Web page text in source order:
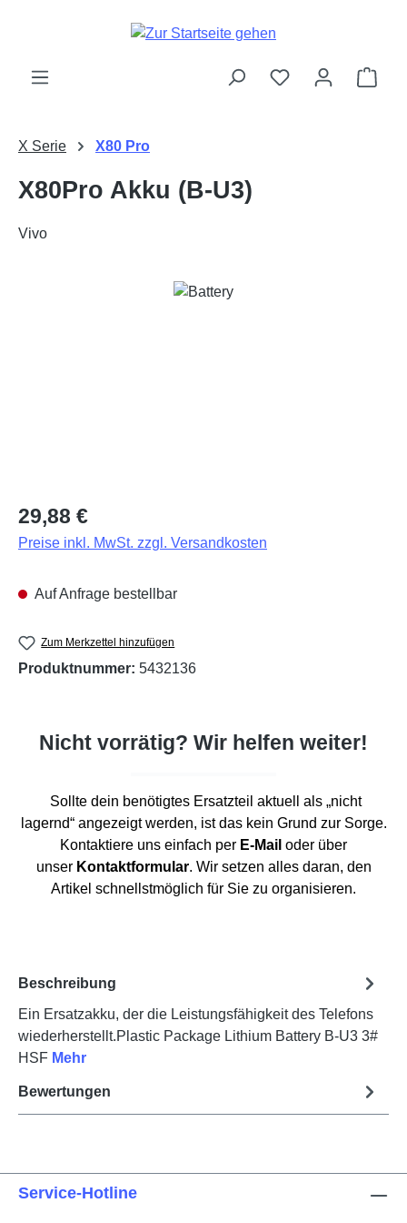
Zum Hauptinhalt springen
X Serie X80 Pro
X80Pro Akku (B-U3)
Vivo
Bildergalerie überspringen
Regulärer Preis:
29,88 €
Preise inkl. MwSt. zzgl. Versandkosten
Auf Anfrage bestellbar
Zum Merkzettel hinzufügen
Produktnummer: 5432136
Nicht vorrätig? Wir helfen weiter!
Sollte dein benötigtes Ersatzteil aktuell als „nicht
lagernd“ angezeigt werden, ist das kein Grund zur Sorge.
Kontaktiere uns einfach per E-Mail oder über
unser Kontaktformular. Wir setzen alles daran, den
Artikel schnellstmöglich für Sie zu organisieren.
Beschreibung
Ein Ersatzakku, der die Leistungsfähigkeit des Telefons
wiederherstellt.Plastic Package Lithium Battery B-U3 3#
HSF Mehr
Bewertungen
Service-Hotline